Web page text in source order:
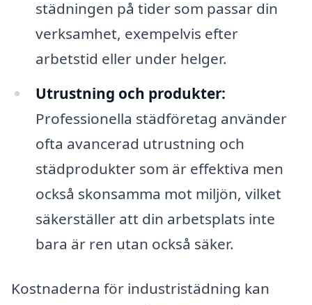
städningen på tider som passar din
verksamhet, exempelvis efter
arbetstid eller under helger.
Utrustning och produkter:
Professionella städföretag använder
ofta avancerad utrustning och
städprodukter som är effektiva men
också skonsamma mot miljön, vilket
säkerställer att din arbetsplats inte
bara är ren utan också säker.
Kostnaderna för industristädning kan